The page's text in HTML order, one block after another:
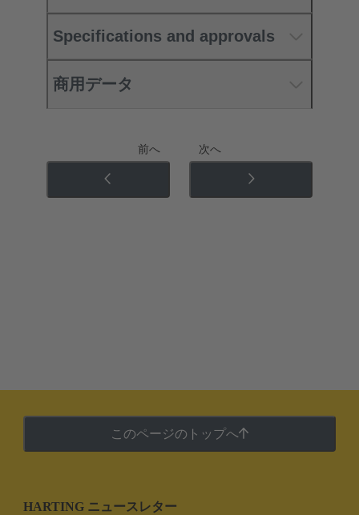
Specifications and approvals
商用データ
前へ 次へ
このページのトップへ
HARTING ニュースレター